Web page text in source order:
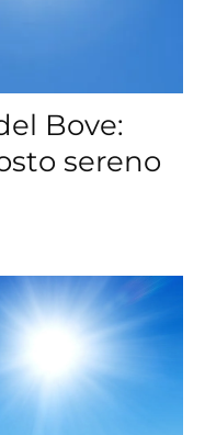
Bove:
sereno